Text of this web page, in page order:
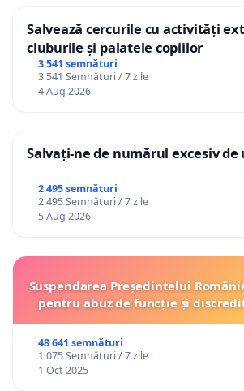
Salvează cercurile cu activități
cluburile și palatele copiilor
3 541 semnături
3 541 Semnături / 7 zile
4 Aug 2026
Salvați-ne de numărul excesiv de
2 495 semnături
2 495 Semnături / 7 zile
5 Aug 2026
Suspendarea Președintelui
pentru abuz de funcție și
48 641 semnături
1 075 Semnături / 7 zile
1 Oct 2025